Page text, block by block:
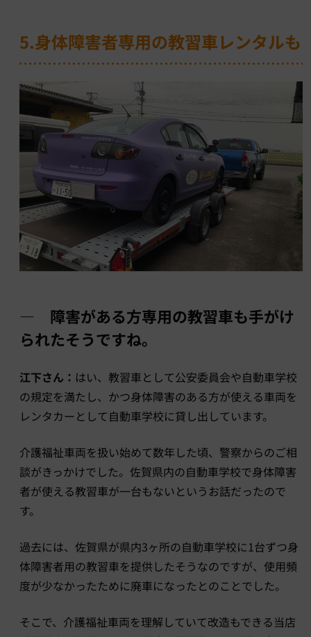
5.身体障害者専用の教習車レンタルも
― 障害がある方専用の教習車も手がけ
られたそうですね。
江下さん： はい、教習車として公安委員会や自動車学校
の規定を満たし、かつ身体障害のある方が使える車両を
レンタカーとして自動車学校に貸し出しています。
介護福祉車両を扱い始めて数年した頃、警察からのご相
談がきっかけでした。佐賀県内の自動車学校で身体障害
者が使える教習車が一台もないというお話だったので
す。
過去には、佐賀県が県内3ヶ所の自動車学校に1台ずつ身
体障害者用の教習車を提供したそうなのですが、使用頻
度が少なかったために廃車になったとのことでした。
そこで、介護福祉車両を理解していて改造もできる当店